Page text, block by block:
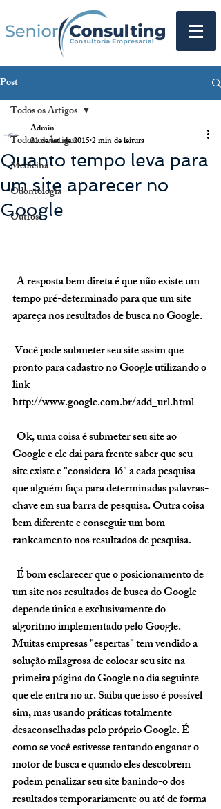
Post
Todos os Artigos
Medicina
Odontologia
Outros
Todos os Artigos
Quanto tempo leva para
um site aparecer no
Google
Admin
21 de set. de 20152 min de leitura
  A resposta bem direta é que não existe um
tempo pré-determinado para que um site
apareça nos resultados de busca no Google.
pronto para cadastro no Google utilizando o
link
http://www.google.com.br/add_url.html
Google e ele dai para frente saber que seu
site existe e "considera-ló" a cada pesquisa
que alguém faça para determinadas palavras-
chave em sua barra de pesquisa. Outra coisa
bem diferente e conseguir um bom
rankeamento nos resultados de pesquisa.
um site nos resultados de busca do Google
depende única e exclusivamente do
algoritmo implementado pelo Google.
Muitas empresas "espertas" tem vendido a
solução milagrosa de colocar seu site na
primeira página do Google no dia seguinte
que ele entra no ar. Saiba que isso é possível
sim, mas usando práticas totalmente
desaconselhadas pelo próprio Google. É
como se você estivesse tentando enganar o
motor de busca e quando eles descobrem
podem penalizar seu site banindo-o dos
resultados temporariamente ou até de forma